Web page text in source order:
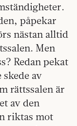
påpekar
nästan alltid
Men
Redan pekat
av
rättssalen är
av den
riktas mot